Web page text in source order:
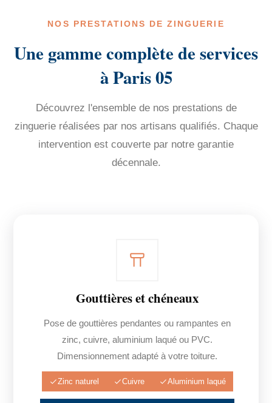
NOS PRESTATIONS DE ZINGUERIE
Une gamme complète de services
à Paris 05
Découvrez l'ensemble de nos prestations de
zinguerie réalisées par nos artisans qualifiés. Chaque
intervention est couverte par notre garantie
décennale.
Gouttières et chéneaux
Pose de gouttières pendantes ou rampantes en
zinc, cuivre, aluminium laqué ou PVC.
Dimensionnement adapté à votre toiture.
Zinc naturel Cuivre Aluminium laqué